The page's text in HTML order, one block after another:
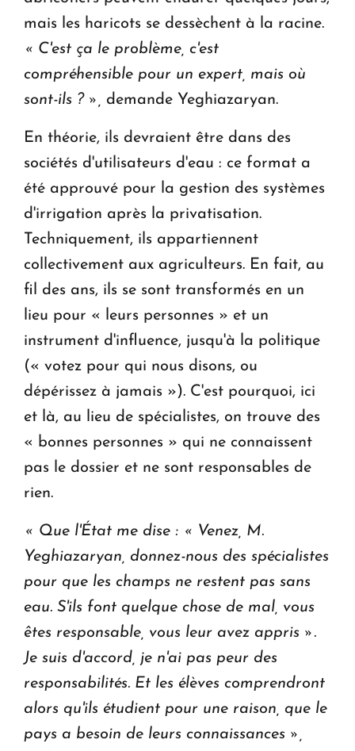
mais les haricots se dessèchent à la racine.
« C'est ça le problème, c'est
compréhensible pour un expert, mais où
sont-ils ? », demande Yeghiazaryan.
En théorie, ils devraient être dans des
sociétés d'utilisateurs d'eau : ce format a
été approuvé pour la gestion des systèmes
d'irrigation après la privatisation.
Techniquement, ils appartiennent
collectivement aux agriculteurs. En fait, au
fil des ans, ils se sont transformés en un
lieu pour « leurs personnes » et un
instrument d'influence, jusqu'à la politique
(« votez pour qui nous disons, ou
dépérissez à jamais »). C'est pourquoi, ici
et là, au lieu de spécialistes, on trouve des
« bonnes personnes » qui ne connaissent
pas le dossier et ne sont responsables de
rien.
« Que l'État me dise : « Venez, M.
Yeghiazaryan, donnez-nous des spécialistes
pour que les champs ne restent pas sans
eau. S'ils font quelque chose de mal, vous
êtes responsable, vous leur avez appris ».
Je suis d'accord, je n'ai pas peur des
responsabilités. Et les élèves comprendront
alors qu'ils étudient pour une raison, que le
pays a besoin de leurs connaissances »,